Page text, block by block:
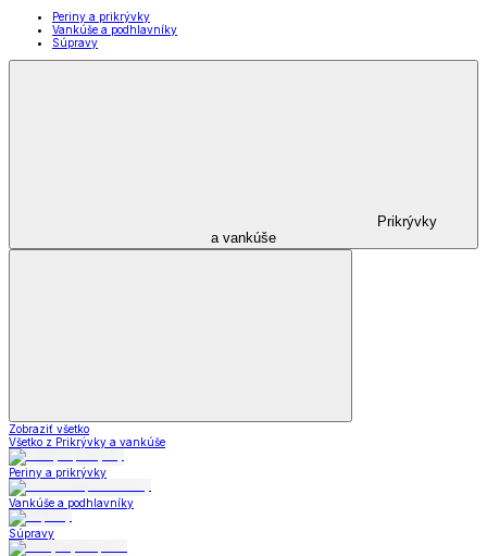
Periny a prikrývky
Vankúše a podhlavníky
Súpravy
Prikrývky
a vankúše
Zobraziť všetko
Všetko z Prikrývky a vankúše
Periny a prikrývky
Vankúše a podhlavníky
Súpravy